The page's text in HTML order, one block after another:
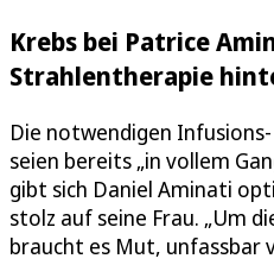
Krebs bei Patrice
Strahlentherapie
Die notwendigen
seien bereits „in vollem
gibt sich Daniel Aminati
stolz auf seine Frau. „Um
braucht es Mut, unfassbar